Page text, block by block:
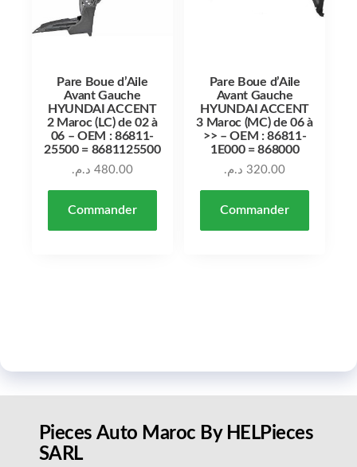
Pare Boue d’Aile
Avant Gauche
HYUNDAI ACCENT
2 Maroc (LC) de 02 à
06 – OEM : 86811-
25500 = 8681125500
480.00 د.م.
Commander
Pare Boue d’Aile
Avant Gauche
HYUNDAI ACCENT
3 Maroc (MC) de 06 à
>> – OEM : 86811-
1E000 = 868000
320.00 د.م.
Commander
Pieces Auto Maroc By HELPieces
SARL